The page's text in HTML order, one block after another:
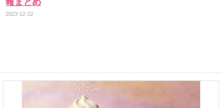
報まとめ
2023-12-22